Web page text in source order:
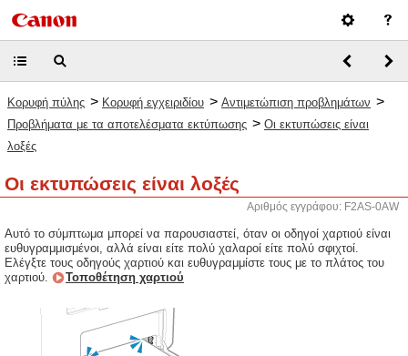
Κορυφή πύλης > Κορυφή εγχειριδίου > Αντιμετώπιση προβλημάτων >
Προβλήματα με τα αποτελέσματα εκτύπωσης > Οι εκτυπώσεις είναι
λοξές
Οι εκτυπώσεις είναι λοξές
Αριθμός εγγράφου: F2AS-0AW
Αυτό το σύμπτωμα μπορεί να παρουσιαστεί, όταν οι οδηγοί χαρτιού είναι
ευθυγραμμισμένοι, αλλά είναι είτε πολύ χαλαροί είτε πολύ σφιχτοί.
Ελέγξτε τους οδηγούς χαρτιού και ευθυγραμμίστε τους με το πλάτος του
χαρτιού.
Τοποθέτηση χαρτιού